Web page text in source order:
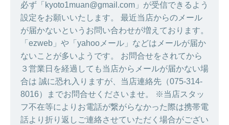
必ず「kyoto1muan@gmail.com」が受信できるよう
設定をお願いいたします。 最近当店からのメール
が届かないというお問い合わせが増えております。
「ezweb」や「yahooメール」などはメールが届か
ないことが多いようです。 お問合せをされてから
３営業日を経過しても当店からメールが届かない場
合は 誠に恐れ入りますが、当店連絡先（075-314-
8016）までお問合せくださいませ。 ※当店スタッ
フ不在等によりお電話が繋がらなかった際は携帯電
話より折り返しご連絡させていただく場合がござい